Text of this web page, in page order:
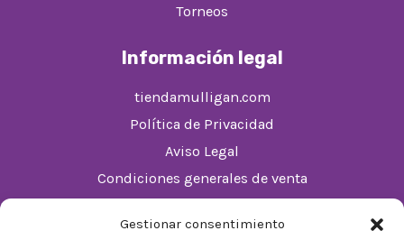
Gestionar consentimiento
Torneos
Información legal
tiendamulligan.com
Política de Privacidad
Aviso Legal
Condiciones generales de venta